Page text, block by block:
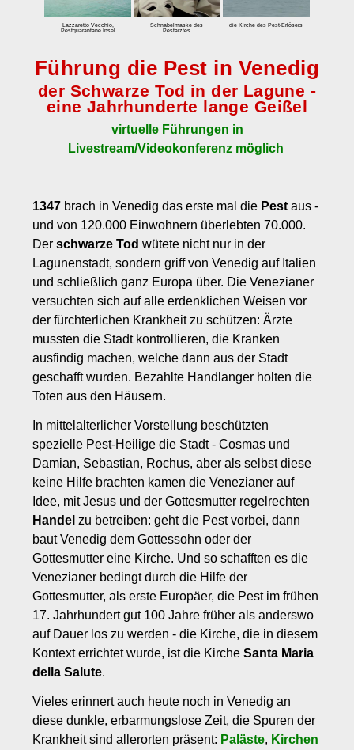
zum Einbuchen
Tarife
Eintrittspreis Venedig und Eintrittspreise für Museen
Kundenmeinungen
Lazzaretto Vecchio,
Pestquarantäne Insel
Schnabelmaske des
Pestarztes
die Kirche des Pest-Erlösers
Führung die Pest in Venedig
der Schwarze Tod in der Lagune -
eine Jahrhunderte lange Geißel
virtuelle Führungen in
Livestream/Videokonferenz möglich
1347 brach in Venedig das erste mal die Pest aus -
und von 120.000 Einwohnern überlebten 70.000.
Der schwarze Tod wütete nicht nur in der
Lagunenstadt, sondern griff von Venedig auf Italien
und schließlich ganz Europa über. Die Venezianer
versuchten sich auf alle erdenklichen Weisen vor
der fürchterlichen Krankheit zu schützen: Ärzte
mussten die Stadt kontrollieren, die Kranken
ausfindig machen, welche dann aus der Stadt
geschafft wurden. Bezahlte Handlanger holten die
Toten aus den Häusern.
In mittelalterlicher Vorstellung beschützten
spezielle Pest-Heilige die Stadt - Cosmas und
Damian, Sebastian, Rochus, aber als selbst diese
keine Hilfe brachten kamen die Venezianer auf
Idee, mit Jesus und der Gottesmutter regelrechten
Handel zu betreiben: geht die Pest vorbei, dann
baut Venedig dem Gottessohn oder der
Gottesmutter eine Kirche. Und so schafften es die
Venezianer bedingt durch die Hilfe der
Gottesmutter, als erste Europäer, die Pest im frühen
17. Jahrhundert gut 100 Jahre früher als anderswo
auf Dauer los zu werden - die Kirche, die in diesem
Kontext errichtet wurde, ist die Kirche Santa Maria
della Salute.
Vieles erinnert auch heute noch in Venedig an
diese dunkle, erbarmungslose Zeit, die Spuren der
Krankheit sind allerorten präsent: Paläste, Kirchen